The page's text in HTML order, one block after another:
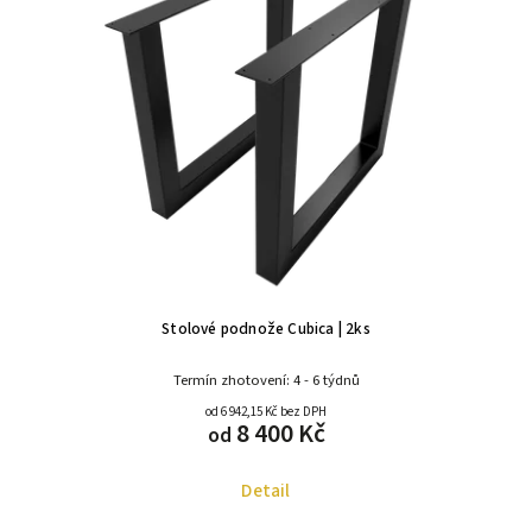
Abecedně
Stolové podnože Cubica | 2ks
Termín zhotovení: 4 - 6 týdnů
od 6 942,15 Kč bez DPH
od 8 400 Kč
Detail